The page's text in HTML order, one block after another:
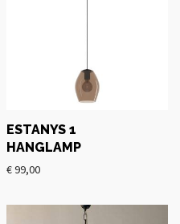
ESTANYS 1
HANGLAMP
€99,00